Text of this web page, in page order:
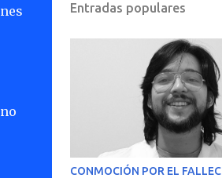
Entradas populares
CONMOCIÓN POR EL